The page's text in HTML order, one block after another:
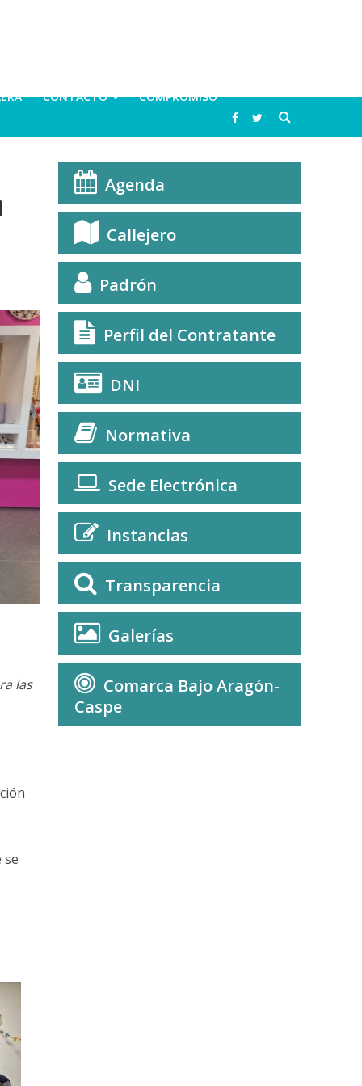
CONTACTO COMPROMISO
las
se
Agenda
Callejero
Padrón
Perfil del Contratante
DNI
Normativa
Sede Electrónica
Instancias
Transparencia
Galerías
Comarca Bajo Aragón-
Caspe